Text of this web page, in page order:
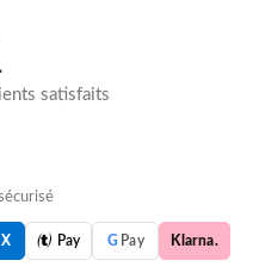
satisfaits
 Pay G Pay Klarna.